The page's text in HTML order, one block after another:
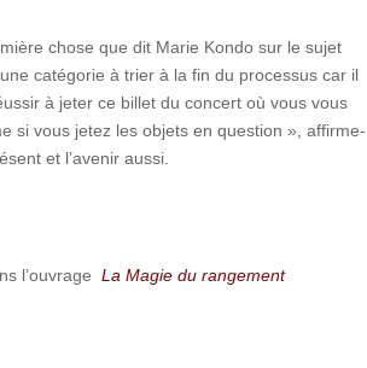
chose que dit Marie Kondo sur le sujet
catégorie à trier à la fin du processus car il
à jeter ce billet du concert où vous vous
si vous jetez les objets en question », affirme-
et l’avenir aussi.
l’ouvrage La Magie du rangement